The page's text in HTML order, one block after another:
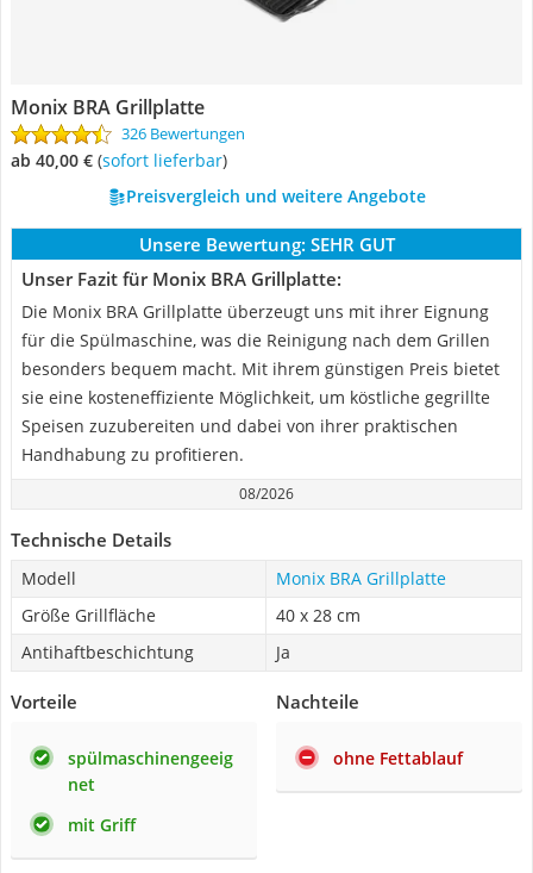
Monix BRA Grillplatte
326 Bewertungen
ab 40,00 € ( Sofort lieferbar)
Preisvergleich und weitere Angebote
Unsere Bewertung: SEHR GUT
Unser Fazit für Monix BRA Grillplatte:
Die Monix BRA Grillplatte überzeugt uns mit ihrer Eignung
für die Spülmaschine, was die Reinigung nach dem Grillen
besonders bequem macht. Mit ihrem günstigen Preis bietet
sie eine kosteneffiziente Möglichkeit, um köstliche gegrillte
Speisen zuzubereiten und dabei von ihrer praktischen
Handhabung zu profitieren.
08/2026
Technische Details
Modell
Monix BRA Grillplatte
Größe Grillfläche
40 x 28 cm
Antihaftbeschichtung
Ja
Vorteile
spülmaschinengeeig
net
mit Griff
Nachteile
ohne Fettablauf